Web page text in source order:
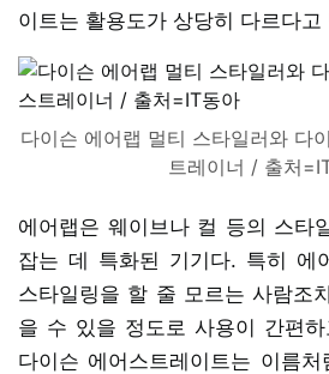
이트는 활용도가 상당히 다르다고
다이슨 에어랩 멀티 스타일러와 다
트레이너 / 출처
에어랩은 웨이브나 컬 등의 스타
잡는 데 특화된 기기다. 특히 에
스타일링을 할 줄 모르는 사람조
을 수 있을 정도로 사용이 간편
다이슨 에어스트레이트는 이름